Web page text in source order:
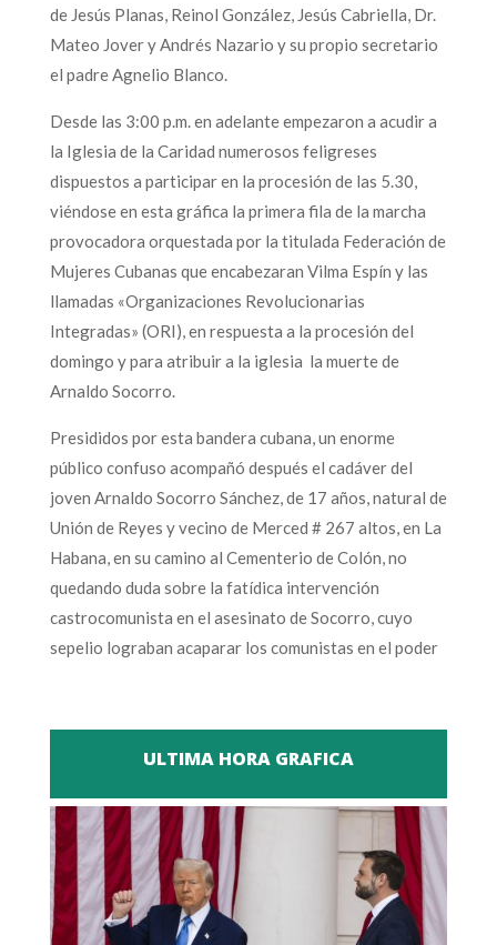
de Jesús Planas, Reinol González, Jesús Cabriella, Dr.
Mateo Jover y Andrés Nazario y su propio secretario
el padre Agnelio Blanco.
Desde las 3:00 p.m. en adelante empezaron a acudir a
la Iglesia de la Caridad numerosos feligreses
dispuestos a participar en la procesión de las 5.30,
viéndose en esta gráfica la primera fila de la marcha
provocadora orquestada por la titulada Federación de
Mujeres Cubanas que encabezaran Vilma Espín y las
llamadas «Organizaciones Revolucionarias
Integradas» (ORI), en respuesta a la procesión del
domingo y para atribuir a la iglesia la muerte de
Arnaldo Socorro.
Presididos por esta bandera cubana, un enorme
público confuso acompañó después el cadáver del
joven Arnaldo Socorro Sánchez, de 17 años, natural de
Unión de Reyes y vecino de Merced # 267 altos, en La
Habana, en su camino al Cementerio de Colón, no
quedando duda sobre la fatídica intervención
castrocomunista en el asesinato de Socorro, cuyo
sepelio lograban acaparar los comunistas en el poder
ULTIMA HORA GRAFICA